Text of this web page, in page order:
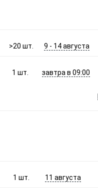
>20шт. 9 - 14 августа
1шт. завтра в 09:00
1шт. 11 августа